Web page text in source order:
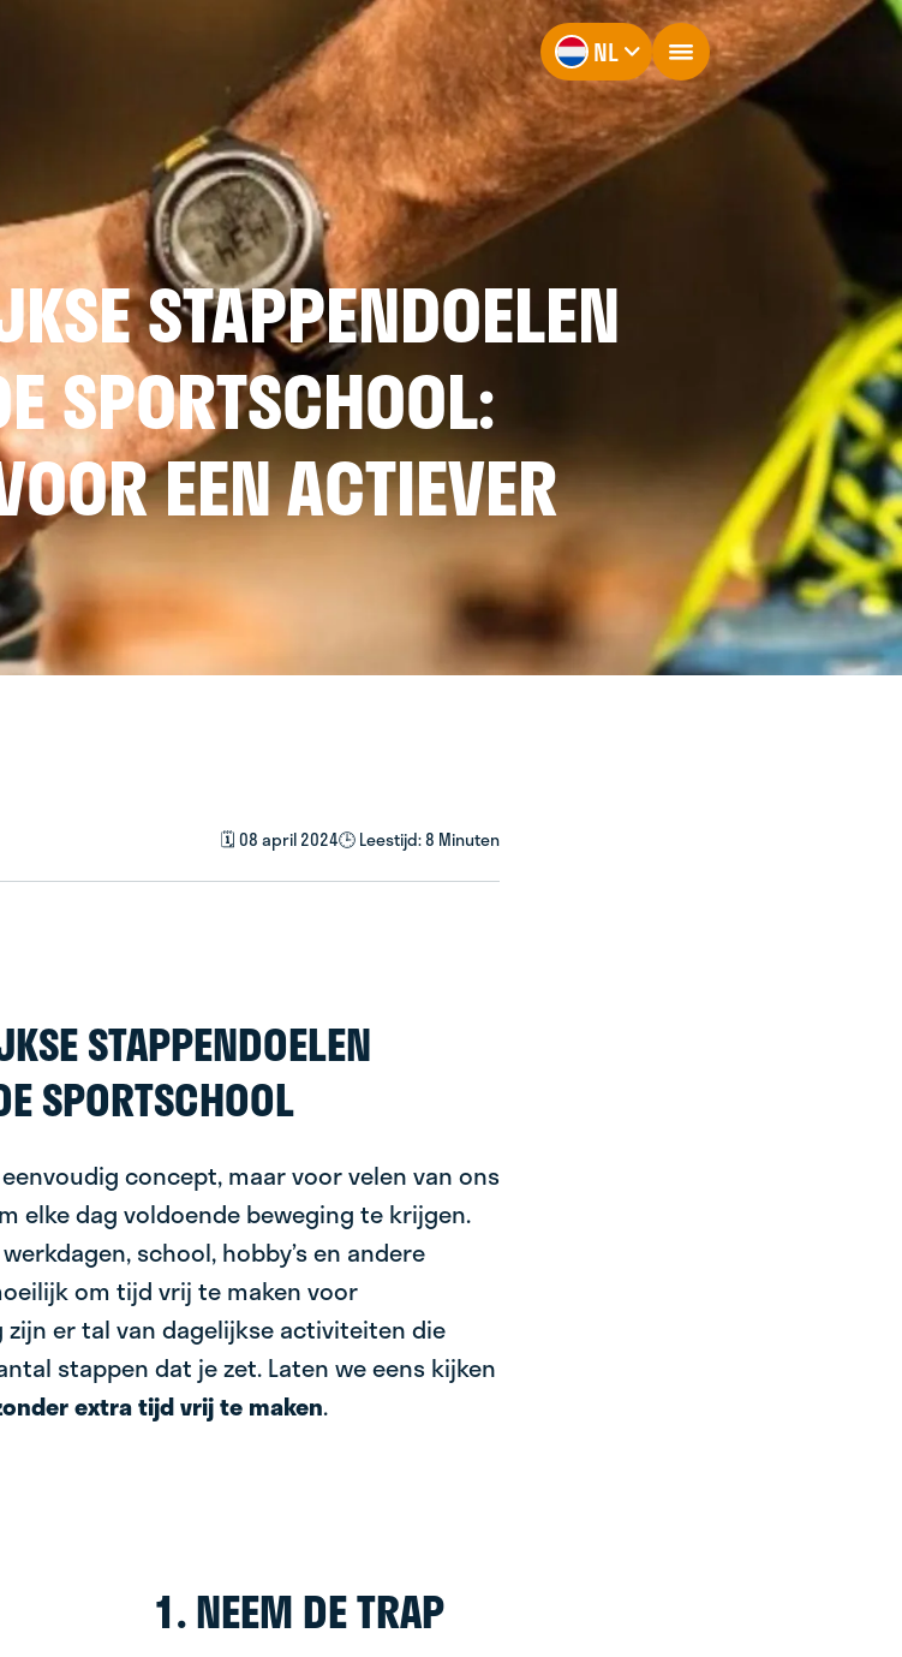
NL
STAPPENDOELEN
SPORTSCHOOL:
EEN ACTIEVER
🗓️ 08 april 2024🕒 Leestijd: 8 Minuten
STAPPENDOELEN
SPORTSCHOOL
concept, maar voor velen van ons
elke dag voldoende beweging te krijgen.
school, hobby’s en andere
om tijd vrij te maken voor
zijn er tal van dagelijkse activiteiten die
stappen dat je zet. Laten we eens kijken
extra tijd vrij te maken.
1. NEEM DE TRAP